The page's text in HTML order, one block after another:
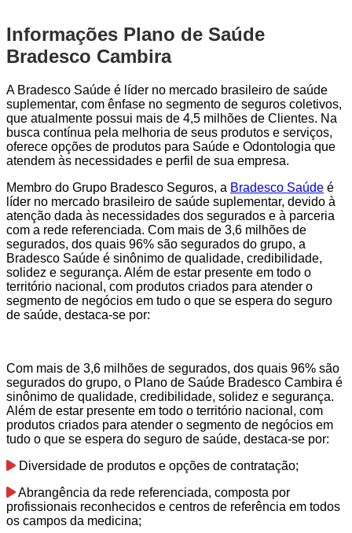
Informações Plano de Saúde
Bradesco Cambira
A Bradesco Saúde é líder no mercado brasileiro de saúde
suplementar, com ênfase no segmento de seguros coletivos,
que atualmente possui mais de 4,5 milhões de Clientes. Na
busca contínua pela melhoria de seus produtos e serviços,
oferece opções de produtos para Saúde e Odontologia que
atendem às necessidades e perfil de sua empresa.
Membro do Grupo Bradesco Seguros, a Bradesco Saúde é
líder no mercado brasileiro de saúde suplementar, devido à
atenção dada às necessidades dos segurados e à parceria
com a rede referenciada. Com mais de 3,6 milhões de
segurados, dos quais 96% são segurados do grupo, a
Bradesco Saúde é sinônimo de qualidade, credibilidade,
solidez e segurança. Além de estar presente em todo o
território nacional, com produtos criados para atender o
segmento de negócios em tudo o que se espera do seguro
de saúde, destaca-se por:
Com mais de 3,6 milhões de segurados, dos quais 96% são
segurados do grupo, o Plano de Saúde Bradesco Cambira é
sinônimo de qualidade, credibilidade, solidez e segurança.
Além de estar presente em todo o território nacional, com
produtos criados para atender o segmento de negócios em
tudo o que se espera do seguro de saúde, destaca-se por:
Diversidade de produtos e opções de contratação;
Abrangência da rede referenciada, composta por
profissionais reconhecidos e centros de referência em todos
os campos da medicina;